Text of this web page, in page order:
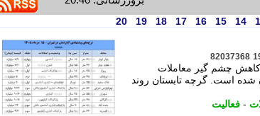
14
15
16
17
18
19
20
82037368
کاهش چشم گیر معاملات
است. گرچه تابستان روند
- فعالیت